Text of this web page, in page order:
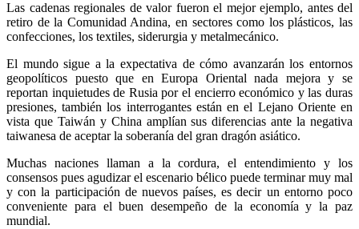
Las cadenas regionales de valor fueron el mejor ejemplo, antes del
retiro de la Comunidad Andina, en sectores como los plásticos, las
confecciones, los textiles, siderurgia y metalmecánico.
El mundo sigue a la expectativa de cómo avanzarán los entornos
geopolíticos puesto que en Europa Oriental nada mejora y se
reportan inquietudes de Rusia por el encierro económico y las duras
presiones, también los interrogantes están en el Lejano Oriente en
vista que Taiwán y China amplían sus diferencias ante la negativa
taiwanesa de aceptar la soberanía del gran dragón asiático.
Muchas naciones llaman a la cordura, el entendimiento y los
consensos pues agudizar el escenario bélico puede terminar muy mal
y con la participación de nuevos países, es decir un entorno poco
conveniente para el buen desempeño de la economía y la paz
mundial.